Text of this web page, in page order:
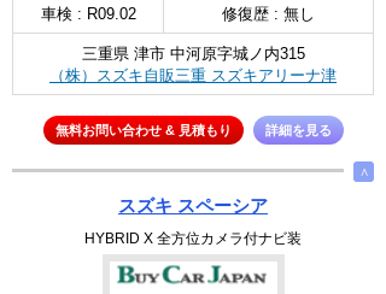
車検 : R09.02 修復歴 : 無し
三重県 津市 中河原字城ノ内315
（株）スズキ自販三重 スズキアリーナ津
無料お問い合わせ & 見積もり 詳細を見る
∧
スズキ スペーシア
HYBRID X 全方位カメラ付ナビ装